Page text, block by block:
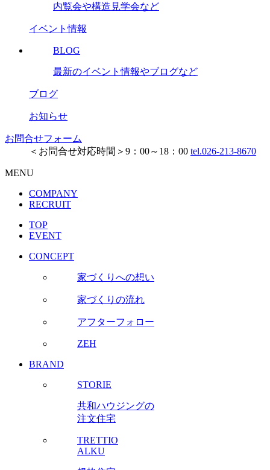
内覧会や構造見学会など
イベント情報
BLOG
最新のイベント情報やブログなど
ブログ
お知らせ
お問合せフォーム
＜お問合せ対応時間＞9：00～18：00 tel.026-213-8670
MENU
COMPANY
RECRUIT
TOP
EVENT
CONCEPT
家づくりへの想い
家づくりの流れ
アフターフォロー
ZEH
BRAND
STORIE
共和ハウジングの
注文住宅
TRETTIO
ALKU